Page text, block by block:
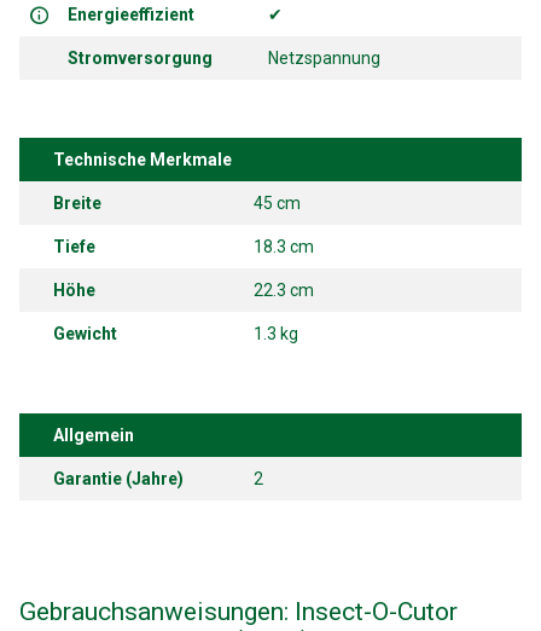
Energieeffizient ✔
Stromversorgung Netzspannung
Technische Merkmale
Breite 45 cm
Tiefe 18.3 cm
Höhe 22.3 cm
Gewicht 1.3 kg
Allgemein
Garantie (Jahre) 2
Gebrauchsanweisungen: Insect-O-Cutor